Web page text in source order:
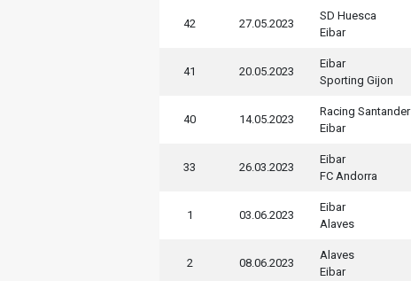
42 27.05.2023
SD Huesca
Eibar
41 20.05.2023
Eibar
Sporting Gijon
40 14.05.2023
Racing Santander
Eibar
33 26.03.2023
Eibar
FC Andorra
1 03.06.2023
Eibar
Alaves
2 08.06.2023
Alaves
Eibar